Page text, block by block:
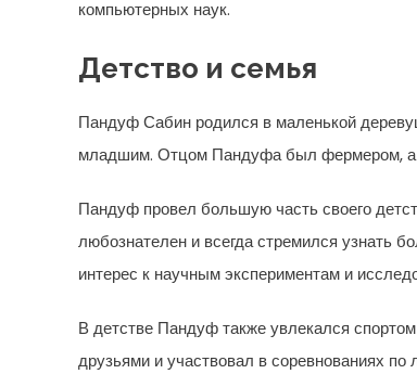
компьютерных наук.
Детство и семья
Пандуф Сабин родился в маленькой
младшим. Отцом Пандуфа был фермером, а
Пандуф провел большую часть своего
любознателен и всегда стремился узнать
интерес к научным экспериментам и
В детстве Пандуф также увлекался
друзьями и участвовал в соревнованиях по